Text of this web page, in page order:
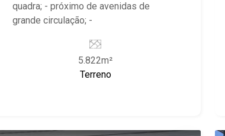
quadra; - próximo de avenidas de
grande circulação; -
5.822m²
Terreno